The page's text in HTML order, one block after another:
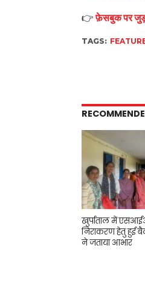
👉फ़ेसबुक पर
TAGS:
खुर्पाताल में
निराकरण हेतु हुई
ने जताया आभार